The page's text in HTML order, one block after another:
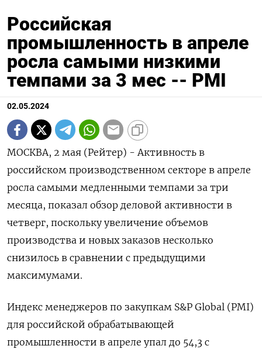
Российская
промышленность в апреле
росла самыми низкими
темпами за 3 мес -- PMI
02.05.2024
МОСКВА, 2 мая (Рейтер) - Активность в
российском производственном секторе в апреле
росла самыми медленными темпами за три
месяца, показал обзор деловой активности в
четверг, поскольку увеличение объемов
производства и новых заказов несколько
снизилось в сравнении с предыдущими
максимумами.
Индекс менеджеров по закупкам S&P Global (PMI)
для российской обрабатывающей
промышленности в апреле упал до 54,3 с